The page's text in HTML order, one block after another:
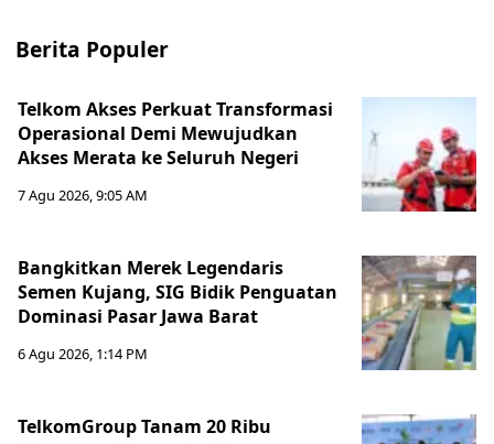
Berita Populer
Telkom Akses Perkuat Transformasi
Operasional Demi Mewujudkan
Akses Merata ke Seluruh Negeri
7 Agu 2026, 9:05 AM
Bangkitkan Merek Legendaris
Semen Kujang, SIG Bidik Penguatan
Dominasi Pasar Jawa Barat
6 Agu 2026, 1:14 PM
TelkomGroup Tanam 20 Ribu